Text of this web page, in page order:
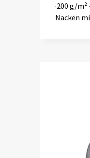
·200 g/
Nacken